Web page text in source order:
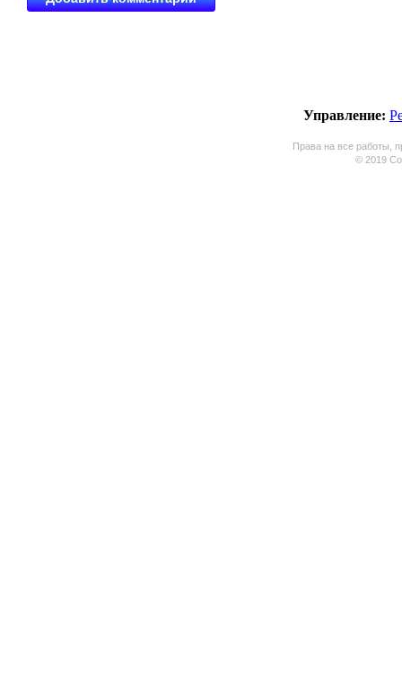
Управление:
Права на все работы,
© 2019